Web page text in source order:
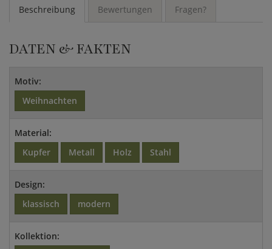
Beschreibung Bewertungen Fragen?
DATEN & FAKTEN
Motiv:
Weihnachten
Material:
Kupfer
Metall Holz Stahl
Design:
klassisch
modern
Kollektion: